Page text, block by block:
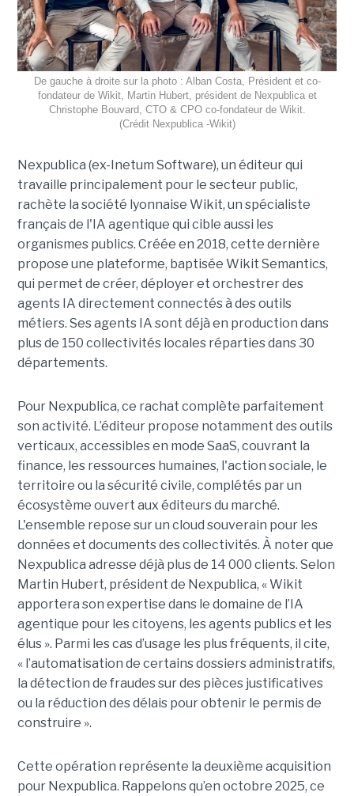
De gauche à droite sur la photo : Alban Costa, Président et co-
fondateur de Wikit, Martin Hubert, président de Nexpublica et
Christophe Bouvard, CTO & CPO co-fondateur de Wikit.
(Crédit Nexpublica -Wikit)
Nexpublica (ex-Inetum Software), un éditeur qui
travaille principalement pour le secteur public,
rachète la société lyonnaise Wikit, un spécialiste
français de l'IA agentique qui cible aussi les
organismes publics. Créée en 2018, cette dernière
propose une plateforme, baptisée Wikit Semantics,
qui permet de créer, déployer et orchestrer des
agents IA directement connectés à des outils
métiers. Ses agents IA sont déjà en production dans
plus de 150 collectivités locales réparties dans 30
départements.
Pour Nexpublica, ce rachat complète parfaitement
son activité. L’éditeur propose notamment des outils
verticaux, accessibles en mode SaaS, couvrant la
finance, les ressources humaines, l'action sociale, le
territoire ou la sécurité civile, complétés par un
écosystème ouvert aux éditeurs du marché.
L'ensemble repose sur un cloud souverain pour les
données et documents des collectivités. À noter que
Nexpublica adresse déjà plus de 14 000 clients. Selon
Martin Hubert, président de Nexpublica, « Wikit
apportera son expertise dans le domaine de l’IA
agentique pour les citoyens, les agents publics et les
élus ». Parmi les cas d’usage les plus fréquents, il cite,
« l’automatisation de certains dossiers administratifs,
la détection de fraudes sur des pièces justificatives
ou la réduction des délais pour obtenir le permis de
construire ».
Cette opération représente la deuxième acquisition
pour Nexpublica. Rappelons qu’en octobre 2025, ce